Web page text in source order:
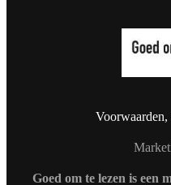
Goed om te lezen is een